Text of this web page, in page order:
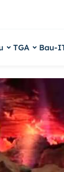
TGA Bau-